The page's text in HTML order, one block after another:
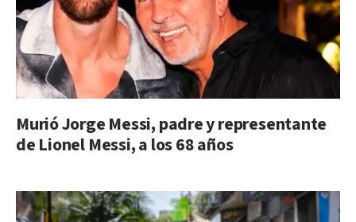
Murió Jorge Messi, padre y representante
de Lionel Messi, a los 68 años